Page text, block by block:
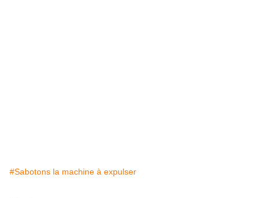
#Sabotons la machine à expulser